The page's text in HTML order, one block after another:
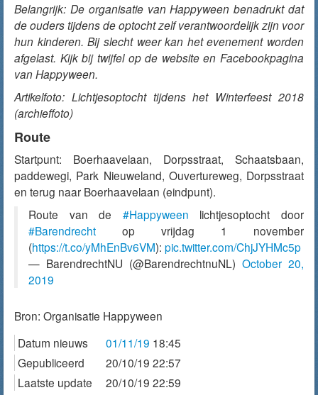
Belangrijk: De organisatie van Happyween benadrukt dat
de ouders tijdens de optocht zelf verantwoordelijk zijn voor
hun kinderen. Bij slecht weer kan het evenement worden
afgelast. Kijk bij twijfel op de website en Facebookpagina
van Happyween.
Artikelfoto: Lichtjesoptocht tijdens het Winterfeest 2018
(archieffoto)
Route
Startpunt: Boerhaavelaan, Dorpsstraat, Schaatsbaan,
paddewegi, Park Nieuweland, Ouvertureweg, Dorpsstraat
en terug naar Boerhaavelaan (eindpunt).
Route van de #Happyween lichtjesoptocht door
#Barendrecht op vrijdag 1 november
(https://t.co/yMhEnBv6VM): pic.twitter.com/ChjJYHMc5p
— BarendrechtNU (@BarendrechtnuNL) October 20,
2019
Bron: Organisatie Happyween
Datum nieuws
01/11/19 18:45
Gepubliceerd
20/10/19 22:57
Laatste update
20/10/19 22:59